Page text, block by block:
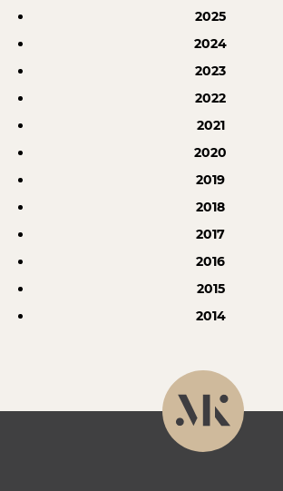
2025
2024
2023
2022
2021
2020
2019
2018
2017
2016
2015
2014